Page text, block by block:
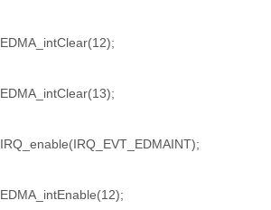
EDMA_intClear(12);
EDMA_intClear(13);
IRQ_enable(IRQ_EVT_EDMAINT);
EDMA_intEnable(12);